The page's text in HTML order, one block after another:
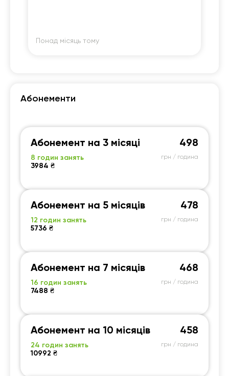
Понад місяць тому
Абонементи
Абонемент на 3 місяці
8 годин занять
3984 ₴
498
грн / година
Абонемент на 5 місяців
12 годин занять
5736 ₴
478
грн / година
Абонемент на 7 місяців
16 годин занять
7488 ₴
468
грн / година
Абонемент на 10 місяців
24 годин занять
10992 ₴
458
грн / година